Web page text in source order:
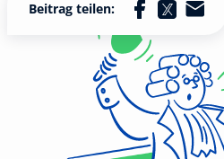
Beitrag teilen: